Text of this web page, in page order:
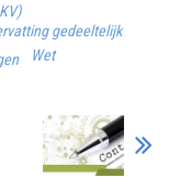
gedeeltelijk
Wet